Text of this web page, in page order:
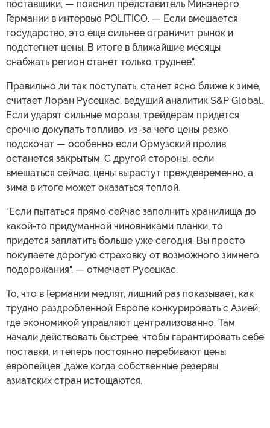
поставщики, — пояснил представитель Минэнерго
Германии в интервью POLITICO. — Если вмешается
государство, это еще сильнее ограничит рынок и
подстегнет цены. В итоге в ближайшие месяцы
снабжать регион станет только труднее".
Правильно ли так поступать, станет ясно ближе к зиме,
считает Лоран Русецкас, ведущий аналитик S&P Global.
Если ударят сильные морозы, трейдерам придется
срочно докупать топливо, из-за чего цены резко
подскочат — особенно если Ормузский пролив
останется закрытым. С другой стороны, если
вмешаться сейчас, цены вырастут преждевременно, а
зима в итоге может оказаться теплой.
"Если пытаться прямо сейчас заполнить хранилища до
какой-то придуманной чиновниками планки, то
придется заплатить больше уже сегодня. Вы просто
покупаете дорогую страховку от возможного зимнего
подорожания", — отмечает Русецкас.
То, что в Германии медлят, лишний раз показывает, как
трудно раздробленной Европе конкурировать с Азией,
где экономикой управляют централизованно. Там
начали действовать быстрее, чтобы гарантировать себе
поставки, и теперь постоянно перебивают цены
европейцев, даже когда собственные резервы
азиатских стран истощаются.